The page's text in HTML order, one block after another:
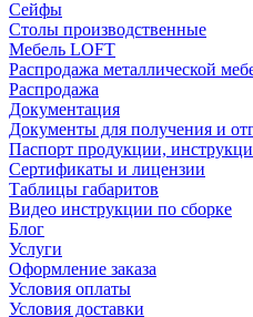
Сейфы
Столы производственные
Мебель LOFT
Распродажа металлической
Распродажа
Документация
Документы для получения и
Паспорт продукции,
Сертификаты и лицензии
Таблицы габаритов
Видео инструкции по сборке
Блог
Услуги
Оформление заказа
Условия оплаты
Условия доставки